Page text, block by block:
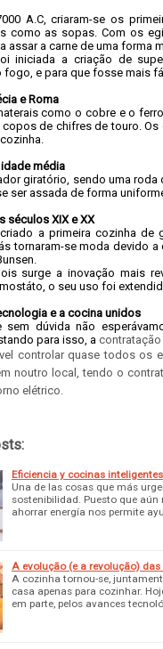
A.C, criaram-se os
como as sopas. Com os
assar a carne de uma forma
iniciada a criação de
e para que fosse mais
e Roma
como o cobre e o
de chifres de touro.
média
giratório, sendo uma roda
ser assada de forma
séculos XIX e XX
a primeira cozinha
tornaram-se moda devido
surge a inovação mais
o seu uso foi
e a cocina unidos
sem dúvida não
para isso, a
controlar quase todos os
noutro local, tendo o
elétrico.
Eficiencia y cocinas inteligentes
Una de las cosas que más
sostenibilidad. Puesto que aún
ahorrar energía nos permite
A evolução (e a revolução)
A cozinha tornou-se,
casa apenas para cozinhar.
em parte, pelos avances